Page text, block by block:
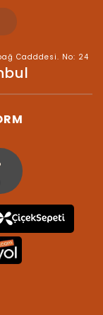
Cadddesi. No: 24